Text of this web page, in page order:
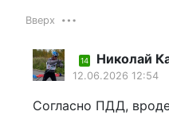
Вверх
14 Николай
12.06.2026 12:54
Согласно ПДД,